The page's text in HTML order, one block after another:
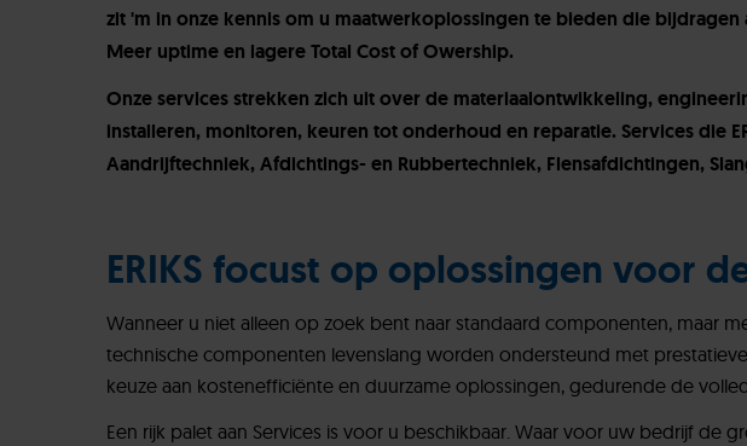
zit 'm in onze kennis om u maatwerkoplossingen te bieden die
Meer uptime en lagere Total Cost of Owership.
Onze services strekken zich uit over de materiaalontwikkeling,
installeren, monitoren, keuren tot onderhoud en reparatie. Services die
Aandrijftechniek, Afdichtings- en Rubbertechniek, Flensafdichtingen,
ERIKS focust op oplossingen voor
Wanneer u niet alleen op zoek bent naar standaard componenten, maar
technische componenten levenslang worden ondersteund met
keuze aan kostenefficiënte en duurzame oplossingen, gedurende de
Een rijk palet aan Services is voor u beschikbaar. Waar voor uw bedrijf de